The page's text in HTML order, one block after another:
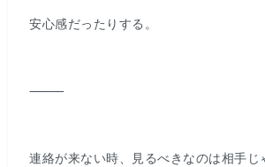
安心感だったりする。
⸻
連絡が来ない時、見るべきなのは相手じ